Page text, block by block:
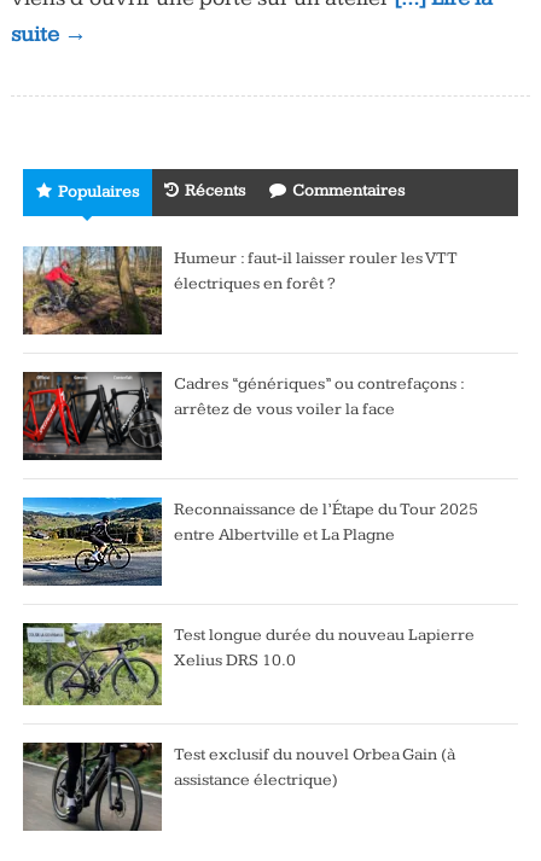
suite →
Populaires Récents Commentaires
Humeur : faut-il laisser rouler les VTT
électriques en forêt ?
Cadres “génériques” ou contrefaçons :
arrêtez de vous voiler la face
Reconnaissance de l’Étape du Tour 2025
entre Albertville et La Plagne
Test longue durée du nouveau Lapierre
Xelius DRS 10.0
Test exclusif du nouvel Orbea Gain (à
assistance électrique)